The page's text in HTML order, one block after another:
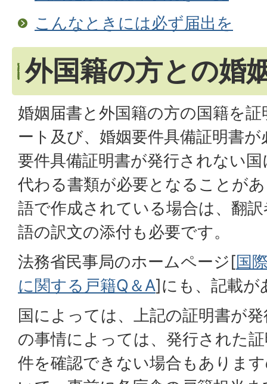
こんなときには必ず届出を
外国籍の方との婚
婚姻届書と外国籍の方の国籍を
ート及び、婚姻要件具備証明書
要件具備証明書が発行されない
代わる書類が必要となることが
語で作成されている場合は、翻
語の訳文の添付も必要です。
法務省民事局のホームページ[国
に関する戸籍Q＆A]にも、記載が
国によっては、上記の証明書が
の事情によっては、発行された
件を確認できない場合もありま